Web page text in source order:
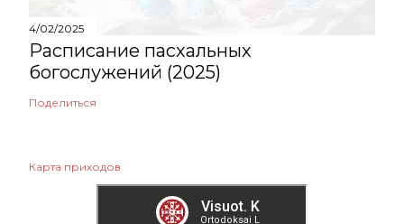
4/02/2025
Расписание пасхальных
богослужений (2025)
Поделиться
Карта приходов